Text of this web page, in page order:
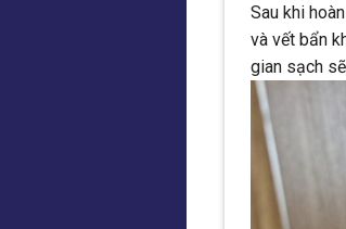
Sau khi
và vết bẩn
gian sạch